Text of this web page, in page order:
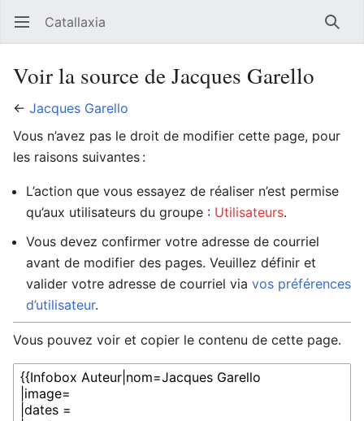
Ouvrir le menu principal Catallaxia
Voir la source de Jacques Garello
← Jacques Garello
Vous n’avez pas le droit de modifier cette page, pour
les raisons suivantes :
L’action que vous essayez de réaliser n’est permise
qu’aux utilisateurs du groupe : Utilisateurs.
Vous devez confirmer votre adresse de courriel
avant de modifier des pages. Veuillez définir et
valider votre adresse de courriel via vos préférences
d’utilisateur.
Vous pouvez voir et copier le contenu de cette page.